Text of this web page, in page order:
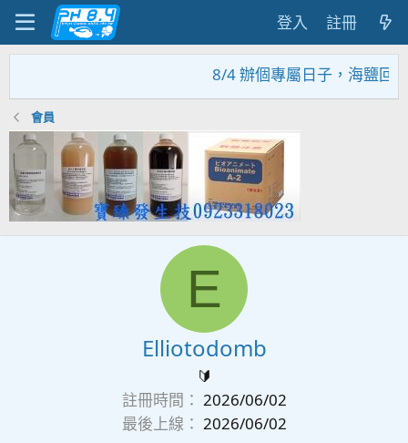
登入 註冊
8/4 辦個專屬日子，海鹽回
會員
E
Elliotodomb
🔰
註冊時間
2026/06/02
最後上線
2026/06/02